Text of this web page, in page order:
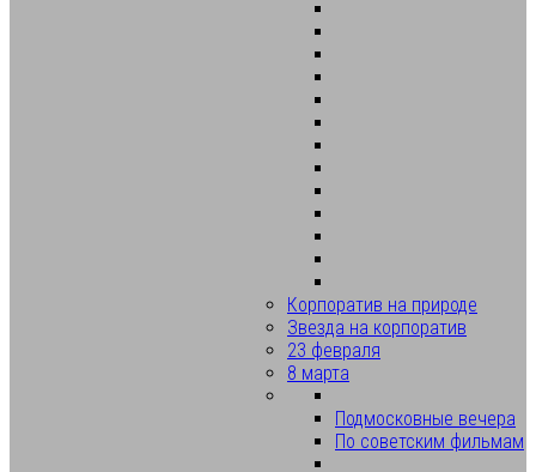
Корпоратив на природе
Звезда на корпоратив
23 февраля
8 марта
Подмосковные вечера
По советским фильмам